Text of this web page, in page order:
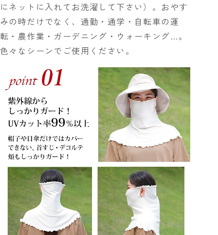
にネットに入れてお洗濯して下さい）。おやす
みの時だけでなく、通勤・通学・自転車の運
転・農作業・ガーデニング・ウォーキング…。
色々なシーンでご使用ください。